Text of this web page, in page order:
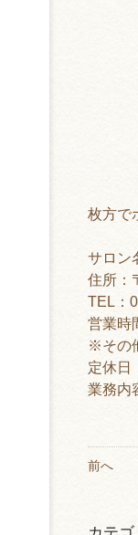
枚方で
サロン
住所：
TEL：
営業時
※その
定休日
業務内
前へ